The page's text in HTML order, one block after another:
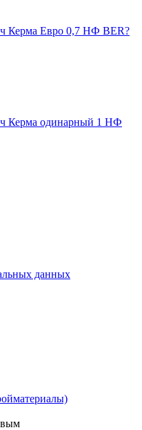
Керма Евро 0,7 НФ BER?
Керма одинарный 1 НФ
данных